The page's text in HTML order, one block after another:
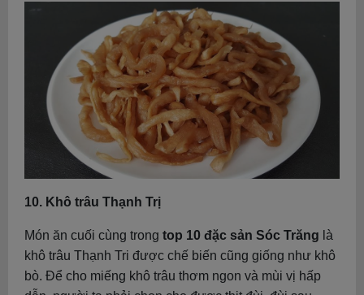
10. Khô trâu Thạnh Trị
Món ăn cuối cùng trong top 10 đặc sản Sóc Trăng là
khô trâu Thạnh Tri được chế biến cũng giống như khô
bò. Để cho miếng khô trâu thơm ngon và mùi vị hấp